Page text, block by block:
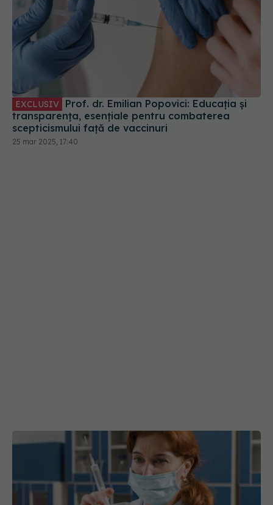
EXCLUSIV
transparența, esențiale pentru combaterea
scepticismului față de vaccinuri
25 mar 2025, 17:40